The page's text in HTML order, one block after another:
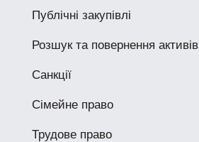
Публічні закупівлі
Розшук та повернення активів
Санкції
Сімейне право
Трудове право